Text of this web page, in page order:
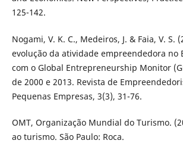
125-142.
Nogami, V. K. C., Medeiros, J. & Faia, V. S.
evolução da atividade empreendedora no
com o Global Entrepreneurship Monitor
de 2000 e 2013. Revista de
Pequenas Empresas, 3(3), 31-76.
OMT, Organização Mundial do Turismo.
ao turismo. São Paulo: Roca.